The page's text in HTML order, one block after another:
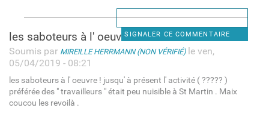
SIGNALER CE COMMENTAIRE
les saboteurs à l' oeuvre !
Soumis par MIREILLE HERRMANN (NON VÉRIFIÉ)le ven,
05/04/2019 - 08:21
les saboteurs à l' oeuvre ! jusqu' à présent l' activité ( ????? )
préférée des " travailleurs " était peu nuisible à St Martin . Maix
coucou les revoilà .